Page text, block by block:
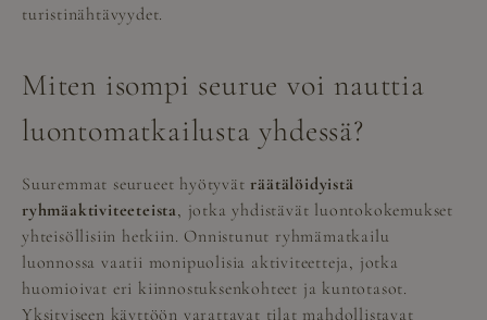
turistinähtävyydet.
Miten isompi seurue voi nauttia
luontomatkailusta yhdessä?
Suuremmat seurueet hyötyväträätälöidyistä
ryhmäaktiviteeteista, jotka yhdistävät luontokokemukset
yhteisöllisiin hetkiin. Onnistunut ryhmämatkailu
luonnossa vaatii monipuolisia aktiviteetteja, jotka
huomioivat eri kiinnostuksenkohteet ja kuntotasot.
Yksityiseen käyttöön varattavat tilat mahdollistavat